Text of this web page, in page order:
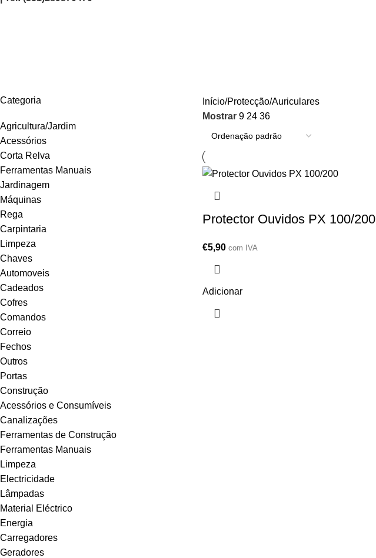
Categoria
Agricultura/Jardim
Acessórios
Corta Relva
Ferramentas Manuais
Jardinagem
Máquinas
Rega
Carpintaria
Limpeza
Chaves
Automoveis
Cadeados
Cofres
Comandos
Correio
Fechos
Outros
Portas
Construção
Acessórios e Consumíveis
Canalizações
Ferramentas de Construção
Ferramentas Manuais
Limpeza
Electricidade
Lâmpadas
Material Eléctrico
Energia
Carregadores
Geradores
Início Protecção Auriculares
Mostrar 9 24 36
Protector Ouvidos PX 100/200
€5,90 com IVA
Adicionar